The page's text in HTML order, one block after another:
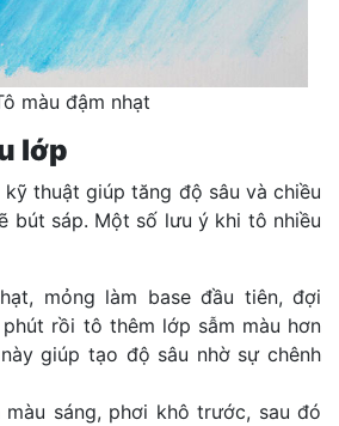
màu đậm nhạt
lớp
thuật giúp tăng độ sâu và chiều
bút sáp. Một số lưu ý khi tô nhiều
mỏng làm base đầu tiên, đợi
rồi tô thêm lớp sẫm màu hơn
giúp tạo độ sâu nhờ sự chênh
sáng, phơi khô trước, sau đó